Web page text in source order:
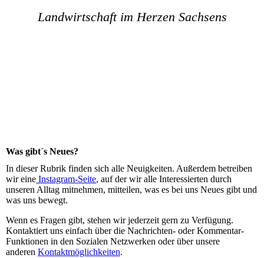
Landwirtschaft im Herzen Sachsens
Was gibt´s Neues?
In dieser Rubrik finden sich alle Neuigkeiten. Außerdem betreiben
wir eine Instagram-Seite, auf der wir alle Interessierten durch
unseren Alltag mitnehmen, mitteilen, was es bei uns Neues gibt und
was uns bewegt.
Wenn es Fragen gibt, stehen wir jederzeit gern zu Verfügung.
Kontaktiert uns einfach über die Nachrichten- oder Kommentar-
Funktionen in den Sozialen Netzwerken oder über unsere
anderen Kontaktmöglichkeiten.